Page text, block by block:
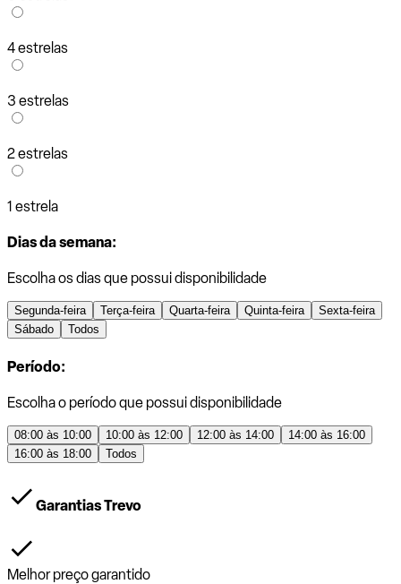
4 estrelas
3 estrelas
2 estrelas
1 estrela
Dias da semana:
Escolha os dias que possui disponibilidade
Segunda-feira Terça-feira Quarta-feira Quinta-feira
Sexta-feira
Sábado
Todos
Período:
Escolha o período que possui disponibilidade
08:00 às 10:00 10:00 às 12:00 12:00 às 14:00
14:00 às 16:00
16:00 às 18:00
Todos
Garantias Trevo
Melhor preço garantido